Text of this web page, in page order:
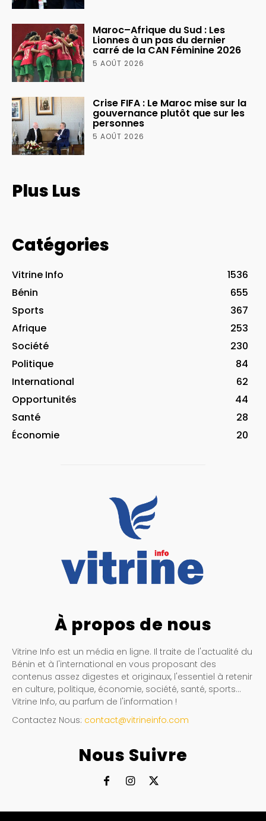
Maroc–Afrique du Sud : Les
Lionnes à un pas du dernier
carré de la CAN Féminine 2026
5 AOÛT 2026
Crise FIFA : Le Maroc mise sur la
gouvernance plutôt que sur les
personnes
5 AOÛT 2026
Plus Lus
Catégories
Vitrine Info
1536
Bénin
655
Sports
367
Afrique
253
Société
230
Politique
84
International
62
Opportunités
44
Santé
28
Économie
20
À propos de nous
Vitrine Info est un média en ligne. Il traite de l'actualité du
Bénin et à l'international en vous proposant des
contenus assez digestes et originaux, l'essentiel à retenir
en culture, politique, économie, société, santé, sports…
Vitrine Info, au parfum de l'information !
Contactez Nous: contact@vitrineinfo.com
Nous Suivre